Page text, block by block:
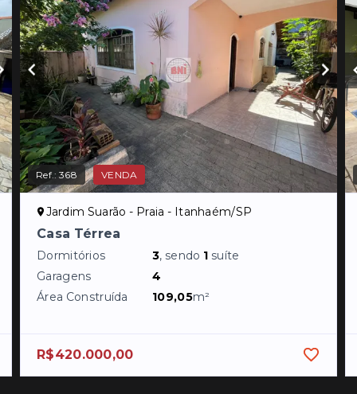
Ref.:368 VENDA
Jardim Suarão - Praia - Itanhaém/SP
Casa Térrea
Dormitórios 3, sendo 1 suíte
Garagens
4
Área Construída
109,05m²
R$420.000,00